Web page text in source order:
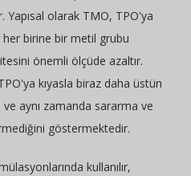
Yapısal olarak TMO, TPO'ya
her birine bir metil grubu
önemli ölçüde azaltır.
kıyasla biraz daha üstün
aynı zamanda sararma ve
göstermektedir.
kullanılır,